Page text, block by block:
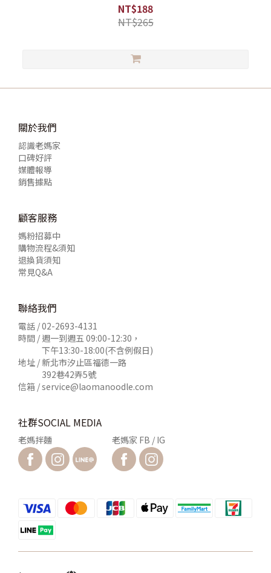
NT$188
NT$265
關於我們
認識老媽家
口碑好評
媒體報導
銷售據點
顧客服務
媽粉招募中
購物流程&須知
退換貨須知
常見Q&A
聯絡我們
電話 /02-2693-4131
時間 / 週一到週五 09:00-12:30，
下午13:30-18:00(不含例假日)
地址 / 新北市汐止區福德一路
392巷42弄5號
信箱 /service@laomanoodle.com
社群SOCIAL MEDIA
老媽拌麵 老媽家 FB / IG